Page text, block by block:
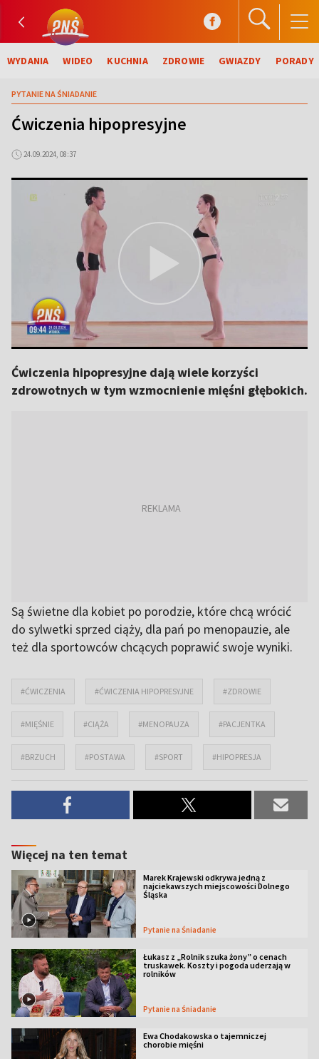
WYDANIA WIDEO KUCHNIA ZDROWIE GWIAZDY PORADY
PYTANIE NA ŚNIADANIE
Ćwiczenia hipopresyjne
24.09.2024, 08:37
Ćwiczenia hipopresyjne dają wiele korzyści
zdrowotnych w tym wzmocnienie mięśni głębokich.
Są świetne dla kobiet po porodzie, które chcą wrócić
do sylwetki sprzed ciąży, dla pań po menopauzie, ale
też dla sportowców chcących poprawić swoje wyniki.
#ĆWICZENIA #ĆWICZENIA HIPOPRESYJNE #ZDROWIE
#MIĘŚNIE #CIĄŻA #MENOPAUZA #PACJENTKA
#BRZUCH #POSTAWA #SPORT #HIPOPRESJA
Więcej na ten temat
Marek Krajewski odkrywa jedną z
najciekawszych miejscowości Dolnego
Śląska
Pytanie na Śniadanie
Łukasz z „Rolnik szuka żony” o cenach
truskawek. Koszty i pogoda uderzają w
rolników
Pytanie na Śniadanie
Ewa Chodakowska o tajemniczej
chorobie mięśni